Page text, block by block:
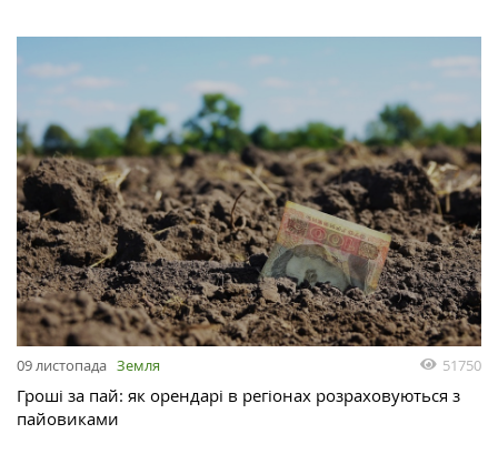
09 листопада Земля 51750
Гроші за пай: як орендарі в регіонах розраховуються з
пайовиками